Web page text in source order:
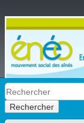
Rechercher